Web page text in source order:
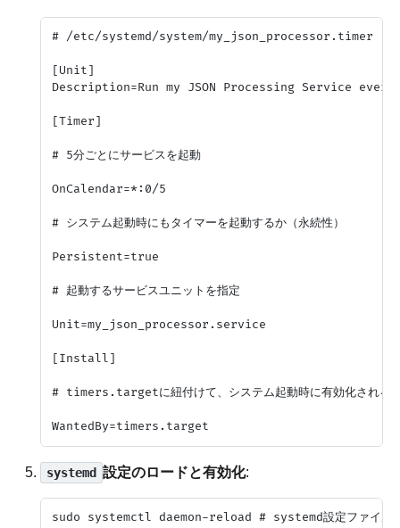
# /etc/systemd/system/my_json_processor.timer
[Unit]
Description=Run my JSON Processing Service
[Timer]
# 5分ごとにサービスを起動
OnCalendar=*:0/5
# システム起動時にもタイマーを起動するか（永続性）
Persistent=true
# 起動するサービスユニットを指定
Unit=my_json_processor.service
[Install]
# timers.targetに紐付けて、システム起動時に有効化される
systemd 設定のロードと有効化:
sudo systemctl daemon-reload # systemd設定ファイルを